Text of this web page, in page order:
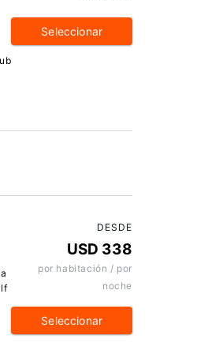
Seleccionar
DESDE
USD 338
por habitación / por
noche
Seleccionar